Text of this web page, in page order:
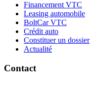
Financement VTC
Leasing automobile
BoltCar VTC
Crédit auto
Constituer un dossier
Actualité
Contact